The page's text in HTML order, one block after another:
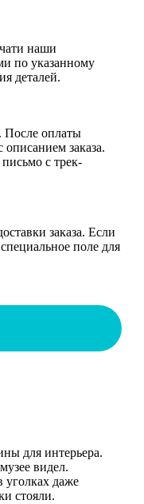
наши
по указанному
деталей.
После оплаты
заказа.
с трек-
заказа. Если
поле для
для интерьера.
видел.
уголках даже
стояли.